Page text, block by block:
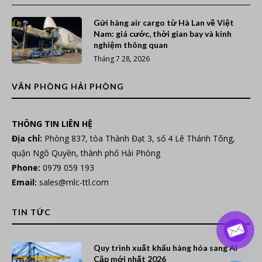
Gửi hàng air cargo từ Hà Lan về Việt
Nam: giá cước, thời gian bay và kinh
nghiệm thông quan
Tháng 7 28, 2026
VĂN PHÒNG HẢI PHÒNG
THÔNG TIN LIÊN HỆ
Địa chỉ: Phòng 837, tòa Thành Đạt 3, số 4 Lê Thánh Tông,
quận Ngô Quyền, thành phố Hải Phòng
Phone: 0979 059 193
Email: sales@mlc-ttl.com
TIN TỨC
Quy trình xuất khẩu hàng hóa sang Ai
Cập mới nhất 2026